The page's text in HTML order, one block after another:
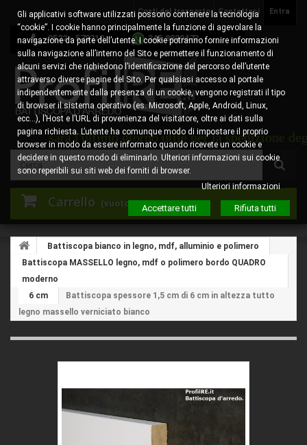
Entra
Contattaci
Costi del trasporto
0522 - 578310 345.8829473
Carrello (vuoto)
sarà l'ultimo giorno utile per la spedizione degli
Battiscopa bianco in legno, mdf, alluminio e polimero
Battiscopa MASSELLO legno, mdf o polimero bordo QUADRO
moderno
6 cm
Battiscopa spessore 1,5 cm di 6 cm in altezza tutto
legno massello verniciato bianco
Gli applicativi software utilizzati possono contenere la tecnologia
“cookie”. I cookie hanno principalmente la funzione di agevolare la
navigazione da parte dell’utente. I cookie potranno fornire informazioni
sulla navigazione all’interno del Sito e permettere il funzionamento di
alcuni servizi che richiedono l’identificazione del percorso dell’utente
attraverso diverse pagine del Sito. Per qualsiasi accesso al portale
indipendentemente dalla presenza di un cookie, vengono registrati il tipo
di browser il sistema operativo (es. Microsoft, Apple, Android, Linux,
ecc…), l’Host e l’URL di provenienza del visitatore, oltre ai dati sulla
pagina richiesta. L’utente ha comunque modo di impostare il proprio
browser in modo da essere informato quando ricevete un cookie e
decidere in questo modo di eliminarlo. Ulteriori informazioni sui cookie
sono reperibili sui siti web dei forniti di browser.
Ulteriori informazioni
Accettare tutti Rifiuta tutti